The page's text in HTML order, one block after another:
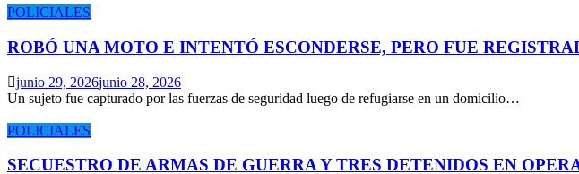
POLICIALES
ROBÓ UNA MOTO E INTENTÓ ESCONDERSE, PERO FUE
junio 29, 2026junio 28, 2026
Un sujeto fue capturado por las fuerzas de seguridad luego de refugiarse en un domicilio…
POLICIALES
SECUESTRO DE ARMAS DE GUERRA Y TRES DETENIDOS EN